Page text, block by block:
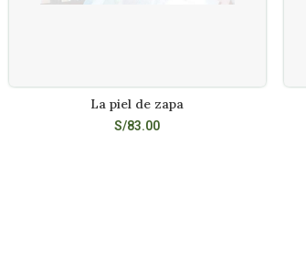
LEER MÁS
La piel de zapa
S/83.00